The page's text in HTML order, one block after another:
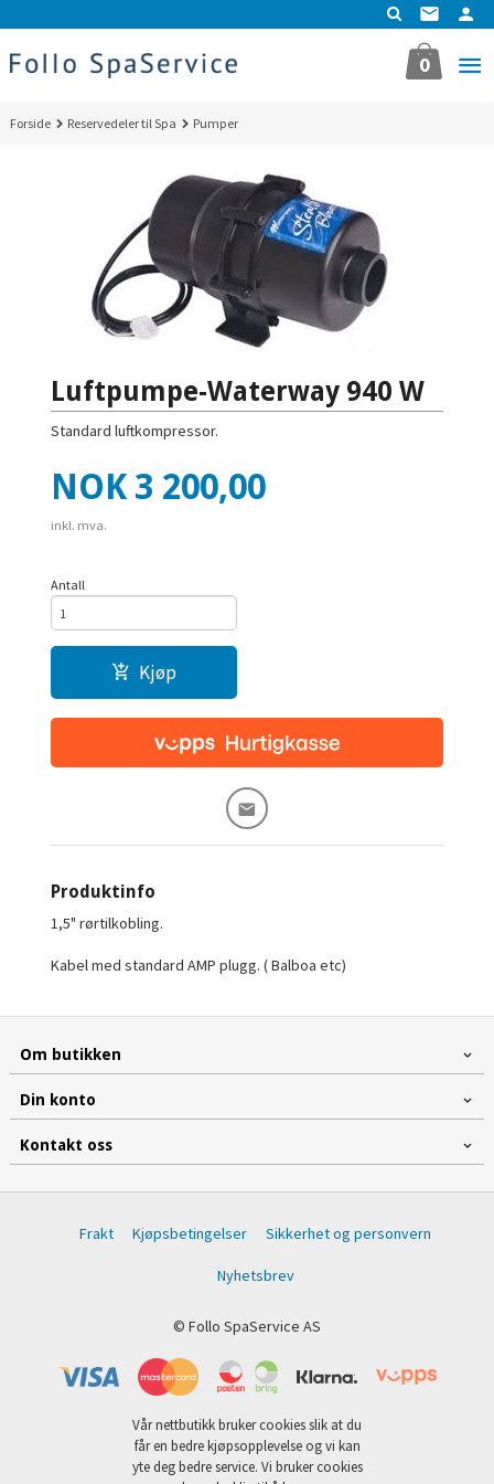
til
innholdet
0
Forside Reservedeler til Spa Pumper
Luftpumpe-Waterway 940 W
Standard luftkompressor.
Pris
NOK 3 200,00
inkl. mva.
Antall
Kjøp
Produktinfo
1,5" rørtilkobling.
Kabel med standard AMP plugg. ( Balboa etc)
Om butikken
Din konto
Kontakt oss
Frakt Kjøpsbetingelser Sikkerhet og personvern
Nyhetsbrev
© Follo SpaService AS
Vår nettbutikk bruker cookies slik at du
får en bedre kjøpsopplevelse og vi kan
yte deg bedre service. Vi bruker cookies